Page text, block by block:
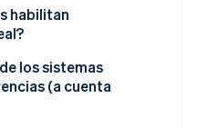
la infraestructura
habilitan
los sistemas
(a cuenta